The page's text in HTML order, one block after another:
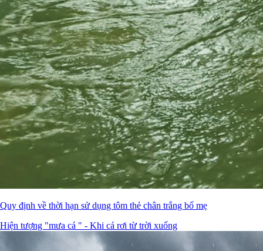
Quy định về thời hạn sử dụng tôm thẻ chân trắng bố mẹ
Hiện tượng "mưa cá " - Khi cá rơi từ trời xuống